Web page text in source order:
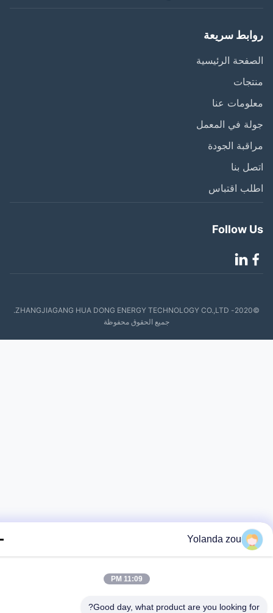
سريعة
الرئيسية
عنا
في المعمل
الجودة
بنا
اقتباس
Follow
©2020- ZHANGJIAGANG HUA DONG ENERGY TECHNOLOGY CO.,LTD.
جميع الحقوق محفوظة
Yolanda zou
11:09 PM
Good day, what product are you looking